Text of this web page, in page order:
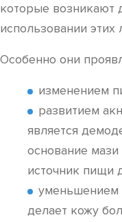
которые возникают
использовании этих
Особенно они
изменением
развитием
является
основание
источник пищи
уменьшением
делает кожу